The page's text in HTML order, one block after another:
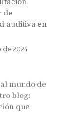
de
auditiva en
de 2024
mundo de
blog:
que